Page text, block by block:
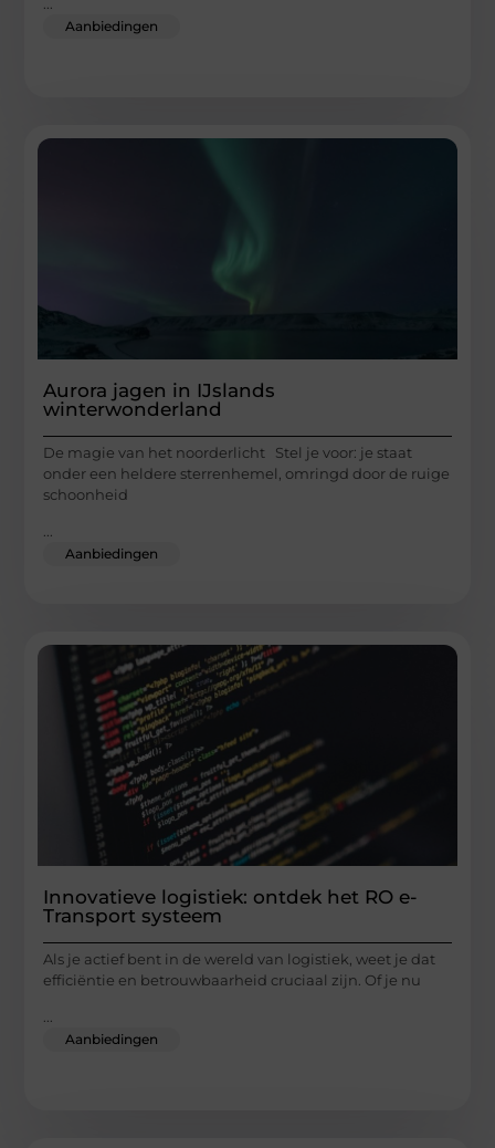
Aanbiedingen
Aurora jagen in IJslands
winterwonderland
De magie van het noorderlicht Stel je voor: je staat
onder een heldere sterrenhemel, omringd door de ruige
schoonheid
Aanbiedingen
Innovatieve logistiek: ontdek het RO e-
Transport systeem
Als je actief bent in de wereld van logistiek, weet je dat
efficiëntie en betrouwbaarheid cruciaal zijn. Of je nu
...
Aanbiedingen